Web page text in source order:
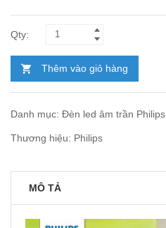
Thêm vào giỏ hàng
Danh mục: Đèn led âm trần Philips
Thương hiệu: Philips
MÔ TẢ